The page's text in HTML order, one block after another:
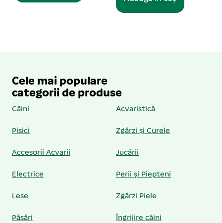
Cele mai populare
categorii de produse
Câini Acvaristică
Pisici Zgărzi și Curele
Accesorii Acvarii Jucării
Electrice Perii și Piepteni
Lese Zgărzi Piele
Păsări Îngrijire câini